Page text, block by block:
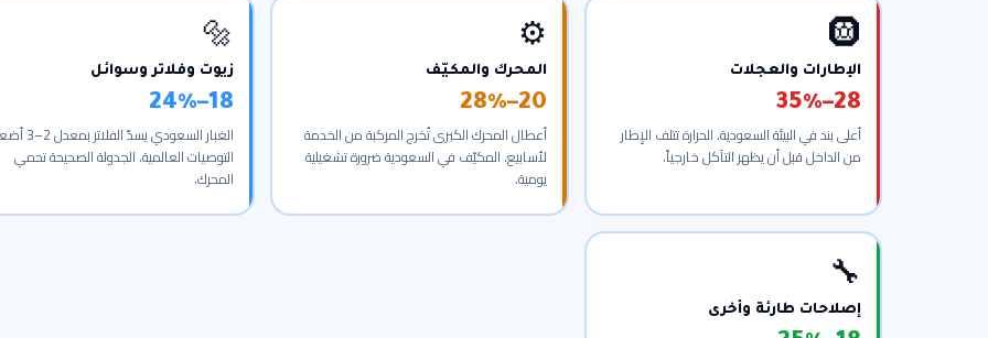
🛞
الإطارات والعجلات
28–35%
أعلى بند في البيئة السعودية. الحرارة تتلف الإطار
من الداخل قبل أن يظهر التآكل خارجياً.
⚙️
المحرك والمكيّف
20–28%
أعطال المحرك الكبرى تُخرج المركبة من الخدمة
لأسابيع. المكيّف في السعودية ضرورة تشغيلية
يومية.
🔩
زيوت وفلاتر وسوائل
18–24%
الغبار السعودي يسدّ
التوصيات العالمية. الجدولة الصحيحة تحمي
المحرك.
🔧
إصلاحات طارئة وأخرى